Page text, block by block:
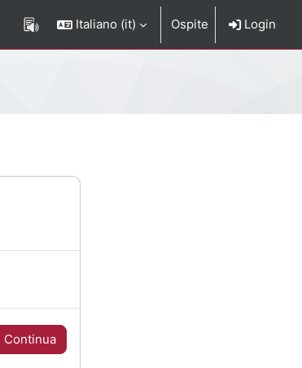
Italiano ‎(it)‎ Ospite Login
Continua